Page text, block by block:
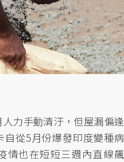
力手動清汙，但屋漏偏逢
從5月份爆發印度變種病
情也在短短三週內直線飆